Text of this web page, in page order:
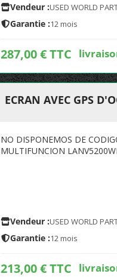
Vendeur :USED WORLD
Garantie :12 mois
287,00 € TTC
ECRAN AVEC GPS
NO DISPONEMOS DE
MULTIFUNCION
Vendeur :USED WORLD
Garantie :12 mois
213,00 € TTC